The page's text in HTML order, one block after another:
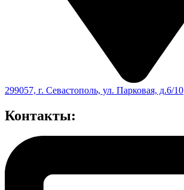
299057, г. Севастополь, ул. Парковая, д.6/10
Контакты: